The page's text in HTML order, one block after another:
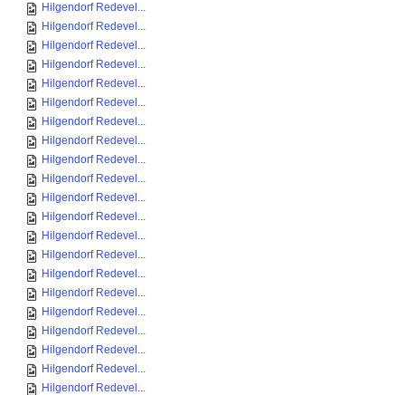
Hilgendorf Redevel...
Hilgendorf Redevel...
Hilgendorf Redevel...
Hilgendorf Redevel...
Hilgendorf Redevel...
Hilgendorf Redevel...
Hilgendorf Redevel...
Hilgendorf Redevel...
Hilgendorf Redevel...
Hilgendorf Redevel...
Hilgendorf Redevel...
Hilgendorf Redevel...
Hilgendorf Redevel...
Hilgendorf Redevel...
Hilgendorf Redevel...
Hilgendorf Redevel...
Hilgendorf Redevel...
Hilgendorf Redevel...
Hilgendorf Redevel...
Hilgendorf Redevel...
Hilgendorf Redevel...